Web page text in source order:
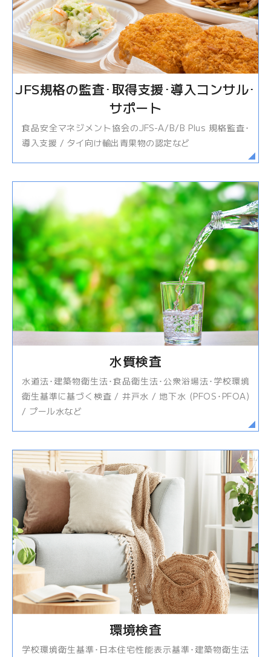
JFS規格の監査･取得支援･導入コンサル･
サポート
食品安全マネジメント協会のJFS-A/B/B Plus 規格監査･
導入支援 / タイ向け輸出青果物の認定など
水質検査
水道法･建築物衛生法･食品衛生法･公衆浴場法･学校環境
衛生基準に基づく検査 / 井戸水 / 地下水 (PFOS･PFOA)
/ プール水など
環境検査
学校環境衛生基準･日本住宅性能表示基準･建築物衛生法